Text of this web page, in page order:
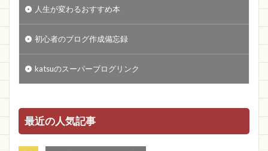
人生が変わるおすすめ本
初心者のブログ作成備忘録
katsuのスーパーブログリンク
最近の人気記事